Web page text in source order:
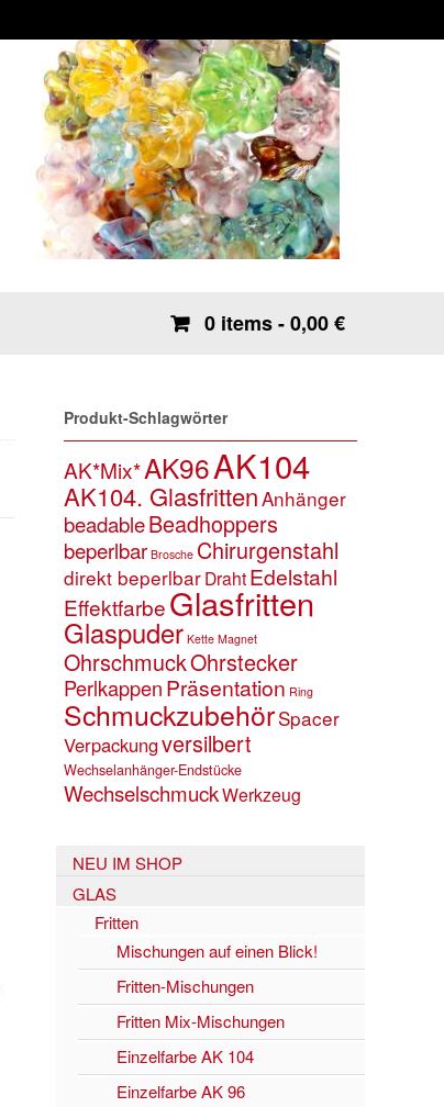
0 items- 0,00 €
Produkt-Schlagwörter
AK*Mix*AK96AK104
AK104. GlasfrittenAnhänger
beadableBeadhoppers
beperlbar Brosche Chirurgenstahl
direkt beperlbarDrahtEdelstahl
EffektfarbeGlasfritten
Glaspuder Kette Magnet
OhrschmuckOhrstecker
PerlkappenPräsentation Ring
SchmuckzubehörSpacer
Verpackungversilbert
Wechselanhänger-Endstücke
WechselschmuckWerkzeug
NEU IM SHOP
GLAS
Fritten
Mischungen auf einen Blick!
Fritten-Mischungen
Fritten Mix-Mischungen
Einzelfarbe AK 104
Einzelfarbe AK 96